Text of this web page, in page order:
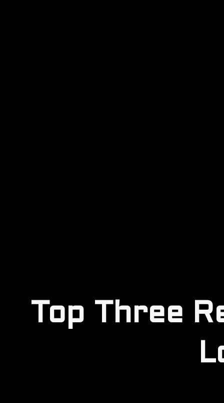
Top Three